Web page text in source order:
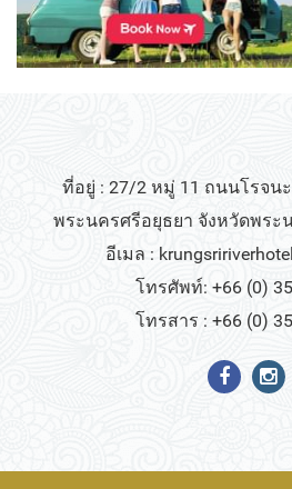
ที่อยู่ : 27/2 หมู่ 11 ถนนโรจน
พระนครศรีอยุธยา จังหวัดพระ
อีเมล :
โทรศัพท์: +66 (0)
โทรสาร : +66 (0)